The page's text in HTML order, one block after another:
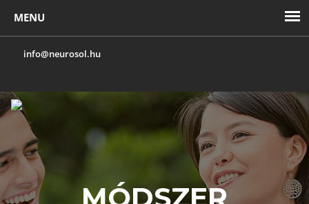
info@neurosol.hu